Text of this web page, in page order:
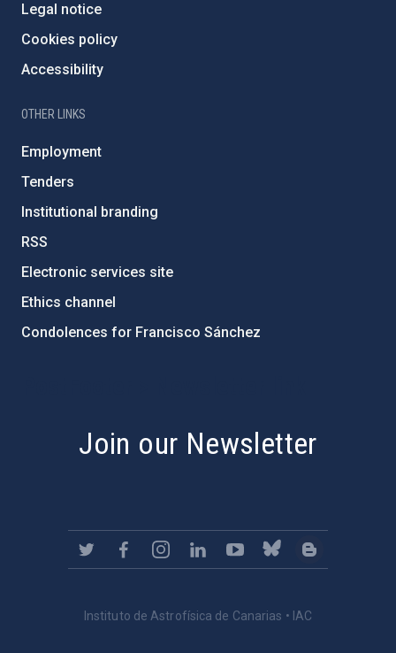
Legal notice
Cookies policy
Accessibility
OTHER LINKS
Employment
Tenders
Institutional branding
RSS
Electronic services site
Ethics channel
Condolences for Francisco Sánchez
Join our Newsletter
Instituto de Astrofísica de Canarias • IAC